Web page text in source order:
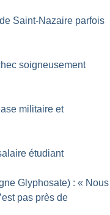
Saint-Nazaire parfois
soigneusement
militaire et
étudiant
Glyphosate) : « Nous
pas près de